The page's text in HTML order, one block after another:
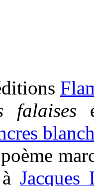
falaises
Jacques